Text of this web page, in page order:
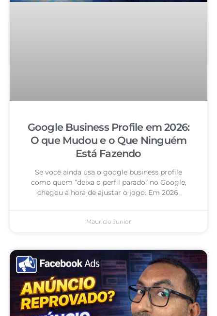
Google Business Profile em 2026:
O que Mudou e o Que Ninguém
Está Fazendo
Se você ainda usa o google business profile
como quem “deixa o perfil parado” no Google,
chegou a hora de ajustar o jogo. Em 2026,
Mauricio Junior